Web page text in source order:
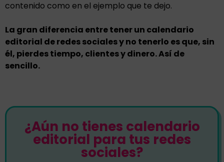
contenido como en el ejemplo que te dejo.
La gran diferencia entre tener un calendario
editorial de redes sociales y no tenerlo es que, sin
él, pierdes tiempo, clientes y dinero. Así de
sencillo.
¿Aún no tienes calendario
editorial para tus redes
sociales?